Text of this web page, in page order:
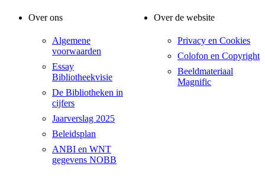
Over ons
Algemene
voorwaarden
Essay
Bibliotheekvisie
De Bibliotheken in
cijfers
Jaarverslag 2025
Beleidsplan
ANBI en WNT
gegevens NOBB
Over de website
Privacy en Cookies
Colofon en Copyright
Beeldmateriaal
Magnific